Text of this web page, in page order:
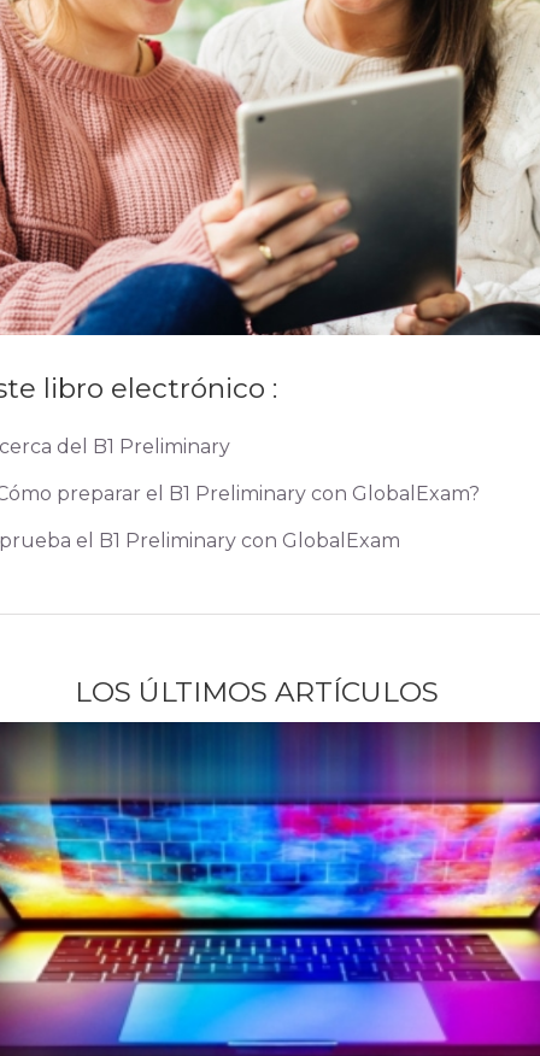
libro electrónico :
del B1 Preliminary
preparar el B1 Preliminary con GlobalExam?
el B1 Preliminary con GlobalExam
LOS ÚLTIMOS ARTÍCULOS